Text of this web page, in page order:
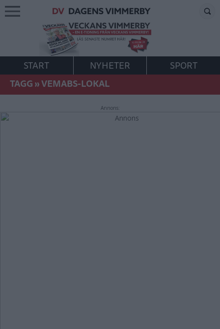
START NYHETER
SPORT
TAGG»VEMABS-LOKAL
Annons: